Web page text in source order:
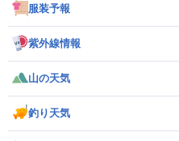
服装予報
紫外線情報
山の天気
釣り天気